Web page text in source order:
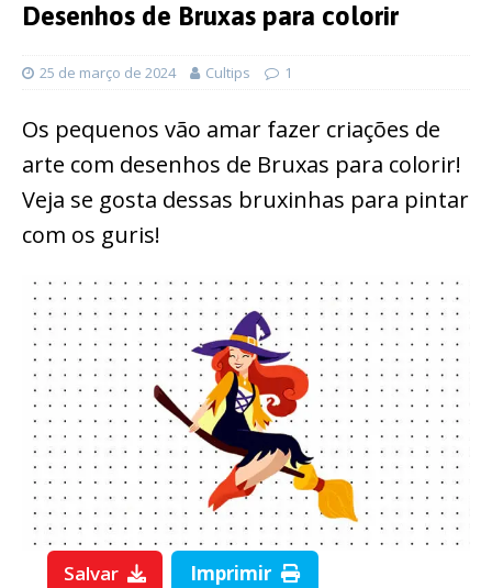
Desenhos de Bruxas para colorir
25 de março de 2024 Cultips 1
Os pequenos vão amar fazer criações de
arte com desenhos de Bruxas para colorir!
Veja se gosta dessas bruxinhas para pintar
com os guris!
Salvar Imprimir